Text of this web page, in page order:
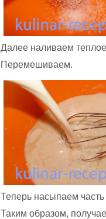
Далее наливаем
Перемешиваем.
Теперь насыпаем
Таким образом,